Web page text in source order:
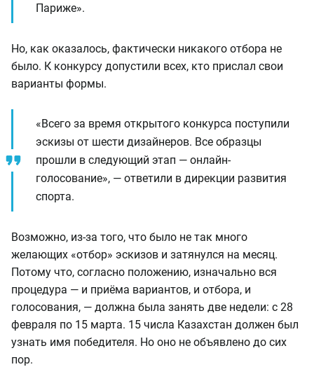
Париже».
Но, как оказалось, фактически никакого отбора не
было. К конкурсу допустили всех, кто прислал свои
варианты формы.
«Всего за время открытого конкурса поступили
эскизы от шести дизайнеров. Все образцы
прошли в следующий этап — онлайн-
голосование», — ответили в дирекции развития
спорта.
Возможно, из-за того, что было не так много
желающих «отбор» эскизов и затянулся на месяц.
Потому что, согласно положению, изначально вся
процедура — и приёма вариантов, и отбора, и
голосования, — должна была занять две недели: с 28
февраля по 15 марта. 15 числа Казахстан должен был
узнать имя победителя. Но оно не объявлено до сих
пор.